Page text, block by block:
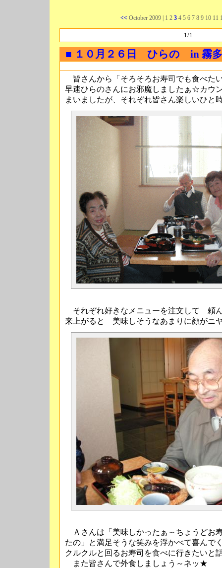
<< October 2009| 1 2 34 5 6 7 8 9 10 11
1/1
■ １０月２６日 ひらの in 霧
皆さんから「そろそろお寿司でも食べた
早速ひらのさんにお邪魔しましたぁ☆カウ
まいましたが、それぞれ皆さん楽しいひと
それぞれ好きなメニューを注文して 頼
来上がると 美味しそうなあまりに顔がニ
Ａさんは「美味しかったぁ～ちょうどお
たの」と満足そうな笑みを浮かべて喜んで
クルクルと回るお寿司を食べに行きたいと
また皆さんで外食しましょう～ネッ★